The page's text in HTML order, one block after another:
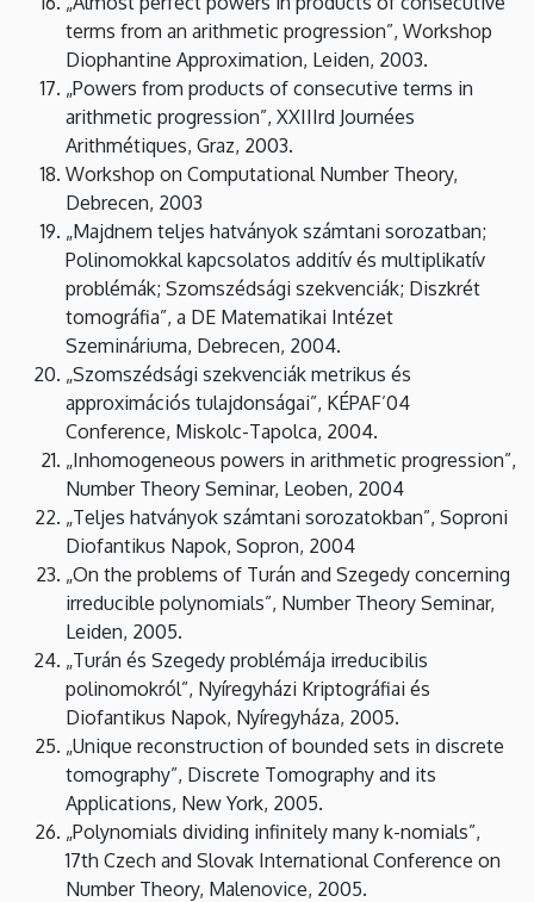
terms from an arithmetic progression”, Workshop
Diophantine Approximation, Leiden, 2003.
„Powers from products of consecutive terms in
arithmetic progression”, XXIIIrd Journées
Arithmétiques, Graz, 2003.
Workshop on Computational Number Theory,
Debrecen, 2003
„Majdnem teljes hatványok számtani sorozatban;
Polinomokkal kapcsolatos additív és multiplikatív
problémák; Szomszédsági szekvenciák; Diszkrét
tomográfia”, a DE Matematikai Intézet
Szemináriuma, Debrecen, 2004.
„Szomszédsági szekvenciák metrikus és
approximációs tulajdonságai”, KÉPAF’04
Conference, Miskolc-Tapolca, 2004.
„Inhomogeneous powers in arithmetic progression”,
Number Theory Seminar, Leoben, 2004
„Teljes hatványok számtani sorozatokban”, Soproni
Diofantikus Napok, Sopron, 2004
„On the problems of Turán and Szegedy concerning
irreducible polynomials”, Number Theory Seminar,
Leiden, 2005.
„Turán és Szegedy problémája irreducibilis
polinomokról”, Nyíregyházi Kriptográfiai és
Diofantikus Napok, Nyíregyháza, 2005.
„Unique reconstruction of bounded sets in discrete
tomography”, Discrete Tomography and its
Applications, New York, 2005.
„Polynomials dividing infinitely many k-nomials”,
17th Czech and Slovak International Conference on
Number Theory, Malenovice, 2005.